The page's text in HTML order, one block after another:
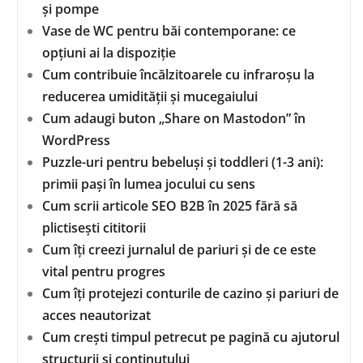
și pompe
Vase de WC pentru băi contemporane: ce
opțiuni ai la dispoziție
Cum contribuie încălzitoarele cu infraroșu la
reducerea umidității și mucegaiului
Cum adaugi buton „Share on Mastodon” în
WordPress
Puzzle-uri pentru bebeluși și toddleri (1-3 ani):
primii pași în lumea jocului cu sens
Cum scrii articole SEO B2B în 2025 fără să
plictisești cititorii
Cum îți creezi jurnalul de pariuri și de ce este
vital pentru progres
Cum îți protejezi conturile de cazino și pariuri de
acces neautorizat
Cum crești timpul petrecut pe pagină cu ajutorul
structurii și conținutului